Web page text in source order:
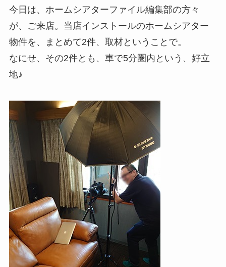
今日は、ホームシアターファイル編集部の方々
が、ご来店。当店インストールのホームシアター
物件を、まとめて2件、取材ということで。
なにせ、その2件とも、車で5分圏内という、好立
地♪